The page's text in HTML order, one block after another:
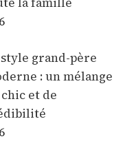
grand-père
: un mélange
et de